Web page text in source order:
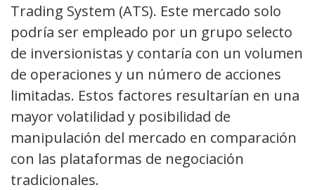
Trading System (ATS). Este mercado solo
podría ser empleado por un grupo selecto
de inversionistas y contaría con un volumen
de operaciones y un número de acciones
limitadas. Estos factores resultarían en una
mayor volatilidad y posibilidad de
manipulación del mercado en comparación
con las plataformas de negociación
tradicionales.